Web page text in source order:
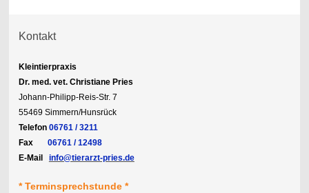
Kontakt
Kleintierpraxis
Dr. med. vet. Christiane Pries
Johann-Philipp-Reis-Str. 7
55469 Simmern/Hunsrück
Telefon 06761 / 3211
Fax06761 / 12498
E-Mail
info@tierarzt-pries.de
* Terminsprechstunde *